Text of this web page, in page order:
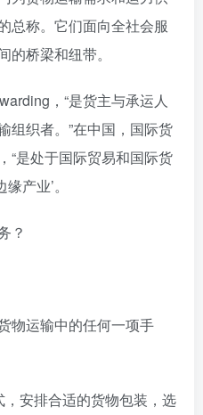
总称。它们面向全社会服
桥梁和纽带。
，“是货主与承运人
组织者。”在中国，国际货
“是处于国际贸易和国际货
产业’。
？
物运输中的任何一项手
，安排合适的货物包装，选